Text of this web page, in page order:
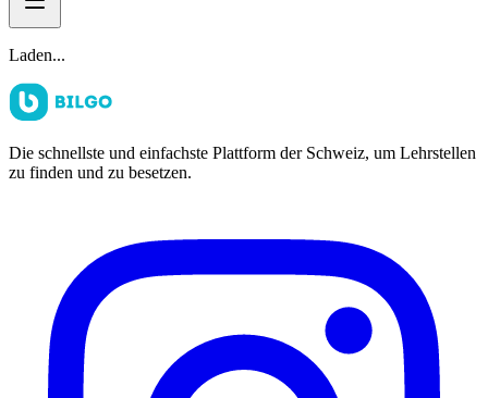
Laden...
Die schnellste und einfachste Plattform der Schweiz, um Lehrstellen
zu finden und zu besetzen.